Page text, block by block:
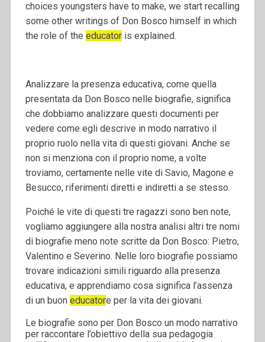
choices youngsters have to make, we start recalling
some other writings of Don Bosco himself in which
the role of the educatoris explained.
Analizzare la presenza educativa, come quella
presentata da Don Bosco nelle biografie, significa
che dobbiamo analizzare questi documenti per
vedere come egli descrive in modo narrativo il
proprio ruolo nella vita di questi giovani. Anche se
non si menziona con il proprio nome, a volte
troviamo, certamente nelle vite di Savio, Magone e
Besucco, riferimenti diretti e indiretti a se stesso.
Poiché le vite di questi tre ragazzi sono ben note,
vogliamo aggiungere alla nostra analisi altri tre nomi
di biografie meno note scritte da Don Bosco: Pietro,
Valentino e Severino. Nelle loro biografie possiamo
trovare indicazioni simili riguardo alla presenza
educativa, e apprendiamo cosa significa l’assenza
di un buon educatore per la vita dei giovani.
Le biografie sono per Don Bosco un modo narrativo
per raccontare l’obiettivo della sua pedagogia